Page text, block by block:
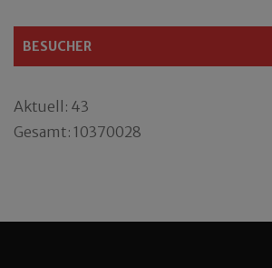
BESUCHER
Aktuell: 43
Gesamt: 10370028